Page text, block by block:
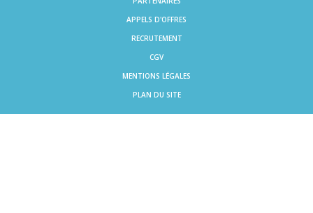
APPELS D'OFFRES
RECRUTEMENT
CGV
MENTIONS LÉGALES
PLAN DU SITE